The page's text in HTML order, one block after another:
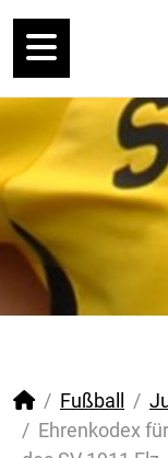
Fußball
Ehrenkodex